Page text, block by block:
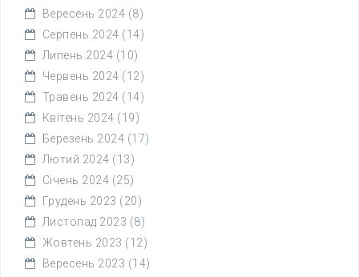
Вересень 2024 (8)
Серпень 2024 (14)
Липень 2024 (10)
Червень 2024 (12)
Травень 2024 (14)
Квітень 2024 (19)
Березень 2024 (17)
Лютий 2024 (13)
Січень 2024 (25)
Грудень 2023 (20)
Листопад 2023 (8)
Жовтень 2023 (12)
Вересень 2023 (14)